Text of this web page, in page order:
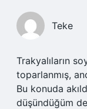
Teke
Trakyalıların
toparlanmış,
Bu konuda
düşündüğüm